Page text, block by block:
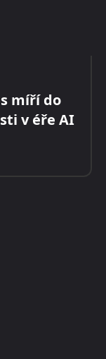
míří do
v éře AI